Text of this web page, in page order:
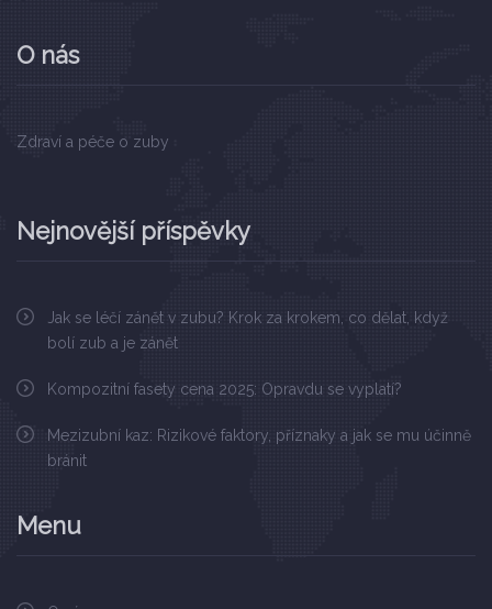
O nás
Zdraví a péče o zuby
Nejnovější příspěvky
Jak se léčí zánět v zubu? Krok za krokem, co dělat, když
bolí zub a je zánět
Kompozitní fasety cena 2025: Opravdu se vyplatí?
Mezizubní kaz: Rizikové faktory, příznaky a jak se mu účinně
bránit
Menu